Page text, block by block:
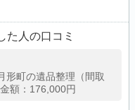
た人の口コミ
形町の遺品整理（間取
額：176,000円